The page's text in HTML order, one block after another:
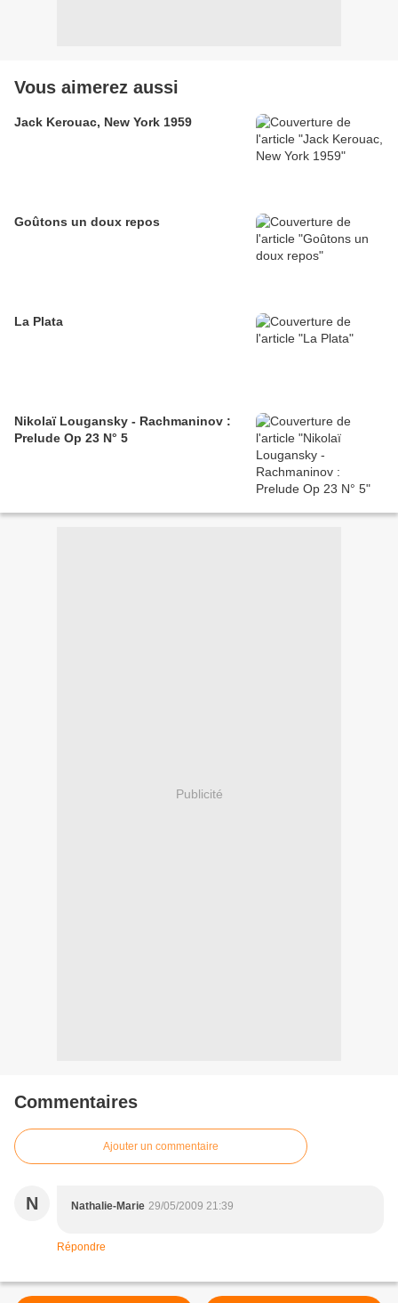
Vous aimerez aussi
Jack Kerouac, New York 1959
Goûtons un doux repos
La Plata
Nikolaï Lougansky - Rachmaninov :
Prelude Op 23 N° 5
Publicité
Commentaires
Ajouter un commentaire
N Nathalie-Marie 29/05/2009 21:39
Répondre